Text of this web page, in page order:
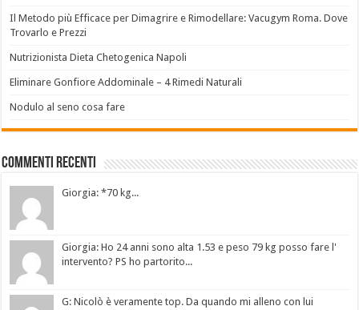
Il Metodo più Efficace per Dimagrire e Rimodellare: Vacugym Roma. Dove
Trovarlo e Prezzi
Nutrizionista Dieta Chetogenica Napoli
Eliminare Gonfiore Addominale – 4 Rimedi Naturali
Nodulo al seno cosa fare
Commenti Recenti
Giorgia: *70 kg...
Giorgia: Ho 24 anni sono alta 1.53 e peso 79 kg posso fare l'
intervento? PS ho partorito...
G: Nicolò è veramente top. Da quando mi alleno con lui